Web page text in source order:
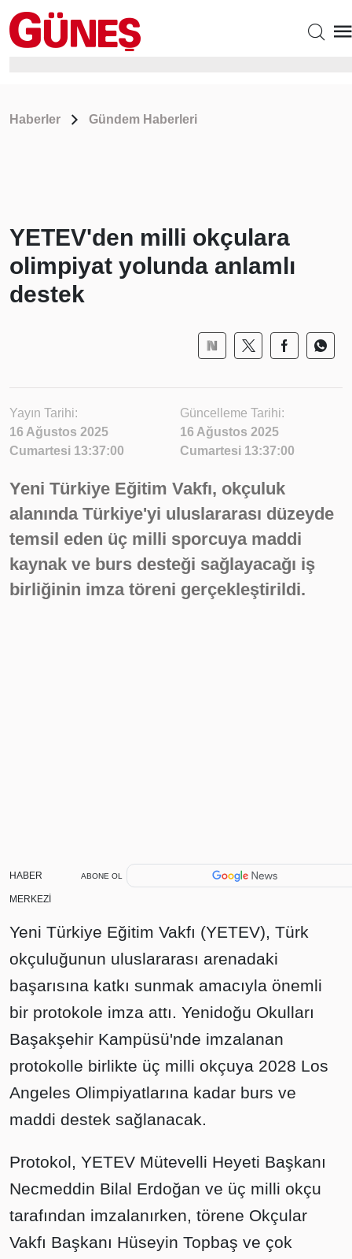
Haberler Gündem Haberleri
YETEV'den milli okçulara
olimpiyat yolunda anlamlı
destek
Yayın Tarihi:
16 Ağustos 2025
Cumartesi 13:37:00
Güncelleme Tarihi:
16 Ağustos 2025
Cumartesi 13:37:00
Yeni Türkiye Eğitim Vakfı, okçuluk
alanında Türkiye'yi uluslararası düzeyde
temsil eden üç milli sporcuya maddi
kaynak ve burs desteği sağlayacağı iş
birliğinin imza töreni gerçekleştirildi.
HABER
MERKEZİ
ABONE OL
Yeni Türkiye Eğitim Vakfı (YETEV), Türk
okçuluğunun uluslararası arenadaki
başarısına katkı sunmak amacıyla önemli
bir protokole imza attı. Yenidoğu Okulları
Başakşehir Kampüsü'nde imzalanan
protokolle birlikte üç milli okçuya 2028 Los
Angeles Olimpiyatlarına kadar burs ve
maddi destek sağlanacak.
Protokol, YETEV Mütevelli Heyeti Başkanı
Necmeddin Bilal Erdoğan ve üç milli okçu
tarafından imzalanırken, törene Okçular
Vakfı Başkanı Hüseyin Topbaş ve çok